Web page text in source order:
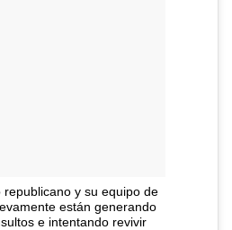
republicano y su equipo de
están generando
e intentando revivir